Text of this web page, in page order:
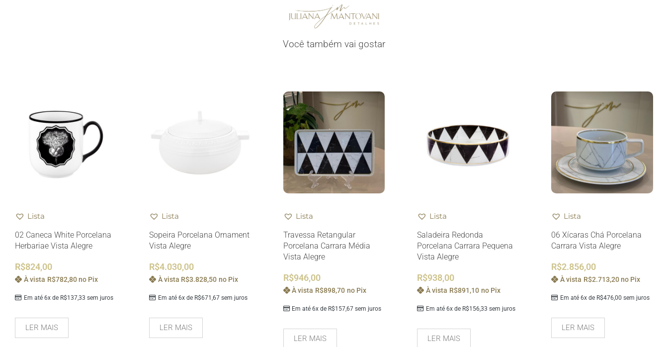
Você também vai gostar
Lista
02 Caneca White Porcelana
Herbariae Vista Alegre
R$824,00
Em até 6x de R$137,33 sem juros
À vista R$782,80 no Pix
LER MAIS
Lista
Sopeira Porcelana Ornament
Vista Alegre
R$4.030,00
Em até 6x de R$671,67sem juros
À vista R$3.828,50 no Pix
LER MAIS
Lista
Travessa Retangular
Porcelana Carrara Média
Vista Alegre
R$946,00
Em até 6x de R$157,67 sem juros
À vista R$898,70 no Pix
LER MAIS
Lista
Saladeira Redonda
Porcelana Carrara Pequena
Vista Alegre
R$938,00
Em até 6x de R$156,33 sem juros
À vista R$891,10 no Pix
LER MAIS
Lista
06 Xícaras Chá Porcelana
Carrara Vista Alegre
R$2.856,00
Em até 6x de R$476,00 sem juros
À vista R$2.713,20 no Pix
LER MAIS